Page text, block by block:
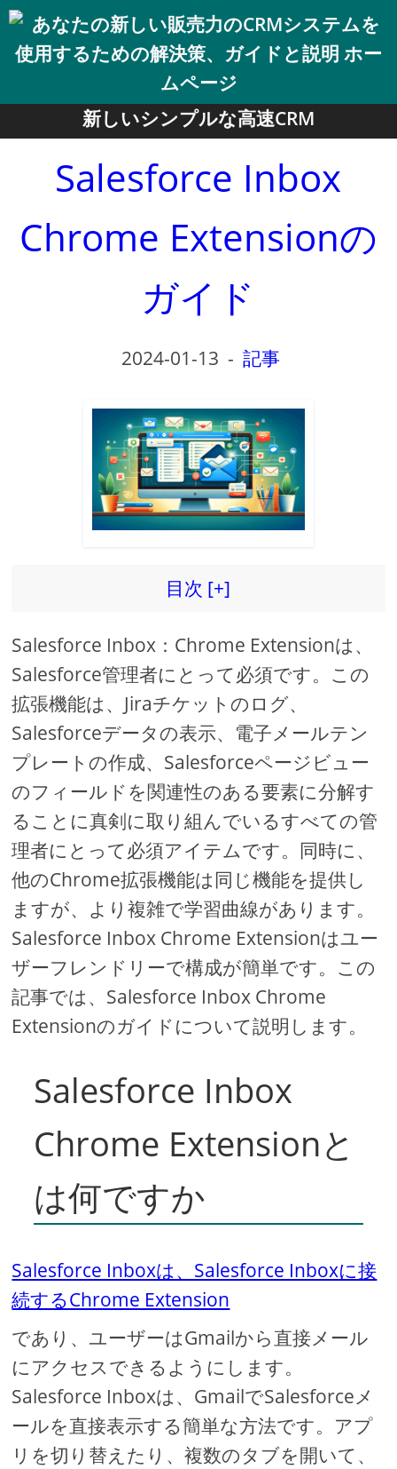
新しいシンプルな高速CRM
Salesforce Inbox
Chrome Extensionの
ガイド
2024-01-13 - 記事
目次 [+]
Salesforce Inbox：Chrome Extensionは、
Salesforce管理者にとって必須です。この
拡張機能は、Jiraチケットのログ、
Salesforceデータの表示、電子メールテン
プレートの作成、Salesforceページビュー
のフィールドを関連性のある要素に分解す
ることに真剣に取り組んでいるすべての管
理者にとって必須アイテムです。同時に、
他のChrome拡張機能は同じ機能を提供し
ますが、より複雑で学習曲線があります。
Salesforce Inbox Chrome Extensionはユー
ザーフレンドリーで構成が簡単です。この
記事では、Salesforce Inbox Chrome
Extensionのガイドについて説明します。
Salesforce Inbox
Chrome Extensionと
は何ですか
Salesforce Inboxは、Salesforce Inboxに接
続するChrome Extension
であり、ユーザーはGmailから直接メール
にアクセスできるようにします。
Salesforce Inboxは、GmailでSalesforceメ
ールを直接表示する簡単な方法です。アプ
リを切り替えたり、複数のタブを開いて、